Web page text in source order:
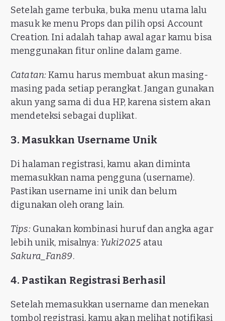
Setelah game terbuka, buka menu utama lalu
masuk ke menu Props dan pilih opsi Account
Creation. Ini adalah tahap awal agar kamu bisa
menggunakan fitur online dalam game.
Catatan:Kamu harus membuat akun masing-
masing pada setiap perangkat. Jangan gunakan
akun yang sama di dua HP, karena sistem akan
mendeteksi sebagai duplikat.
3. Masukkan Username Unik
Di halaman registrasi, kamu akan diminta
memasukkan nama pengguna (username).
Pastikan username ini unik dan belum
digunakan oleh orang lain.
Tips:Gunakan kombinasi huruf dan angka agar
lebih unik, misalnya: Yuki2025 atau
Sakura_Fan89.
4. Pastikan Registrasi Berhasil
Setelah memasukkan username dan menekan
tombol registrasi, kamu akan melihat notifikasi